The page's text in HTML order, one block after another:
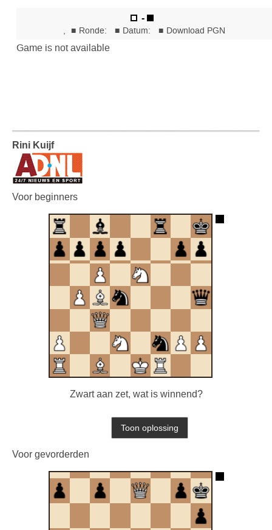
Rini Kuijf
Voor beginners
Zwart aan zet, wat is winnend?
Voor gevorderden